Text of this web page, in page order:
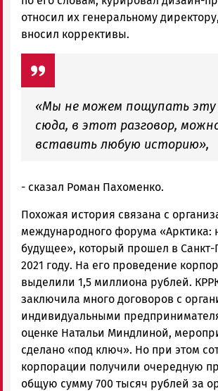
относил их генеральному
вносил коррективы.
«Мы не можем пощупать эту
сюда, в этот разговор,
вставить любую историю»,
- сказал Роман Пахоменко.
Похожая история связана с
международного форума «Арктика:
будущее», который прошел в Санкт-
2021 году. На его проведение
выделили 1,5 миллиона рублей.
заключила много договоров с
индивидуальными
оценке Натальи Миндлиной,
сделано «под ключ». Но при этом
корпорации получили очередную
общую сумму 700 тысяч рублей за